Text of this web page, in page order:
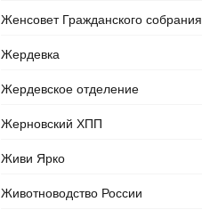
Женсовет Гражданского собрания
Жердевка
Жердевское отделение
Жерновский ХПП
Живи Ярко
Животноводство России